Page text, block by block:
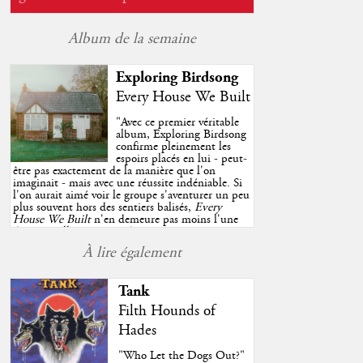
Album de la semaine
Exploring Birdsong
Every House We Built
"Avec ce premier véritable
album, Exploring Birdsong
confirme pleinement les
espoirs placés en lui - peut-
être pas exactement de la manière que l'on
imaginait - mais avec une réussite indéniable. Si
l'on aurait aimé voir le groupe s'aventurer un peu
plus souvent hors des sentiers balisés,Every
House We Builtn'en demeure pas moins l'une
des très belles surprises de cette année, porté par
plusieurs morceaux qui trouveront sans difficulté
une place de choix dans vos playlists estivales.
À lire également
Tank
Filth Hounds of
Hades
"Who Let the Dogs Out?"